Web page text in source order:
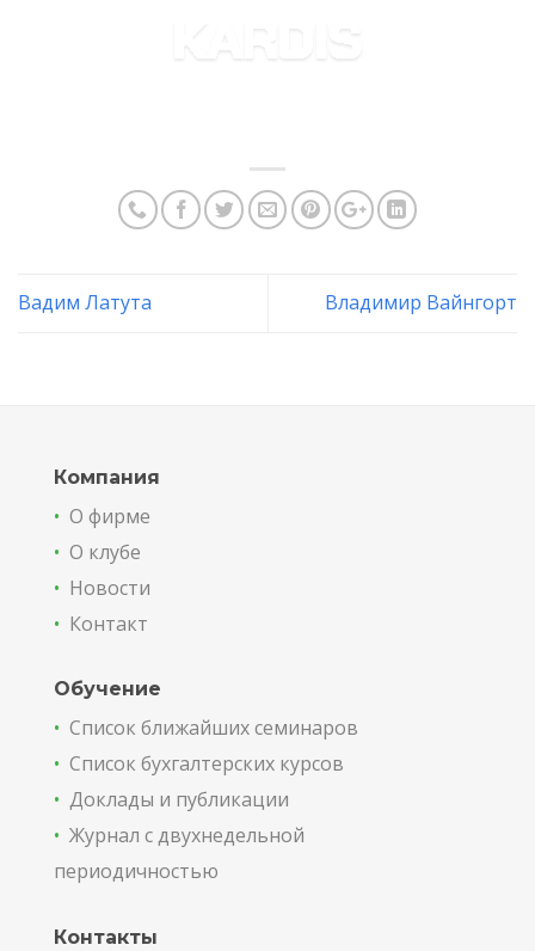
Вадим Латута Владимир Вайнгорт
Компания
• О фирме
• О клубе
• Новости
• Контакт
Обучение
• Список ближайших семинаров
• Список бухгалтерских курсов
• Доклады и публикации
• Журнал с двухнедельной
периодичностью
Контакты